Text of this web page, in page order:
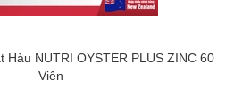
Hàu NUTRI OYSTER PLUS ZINC 60
Viên